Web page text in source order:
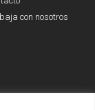
con nosotros